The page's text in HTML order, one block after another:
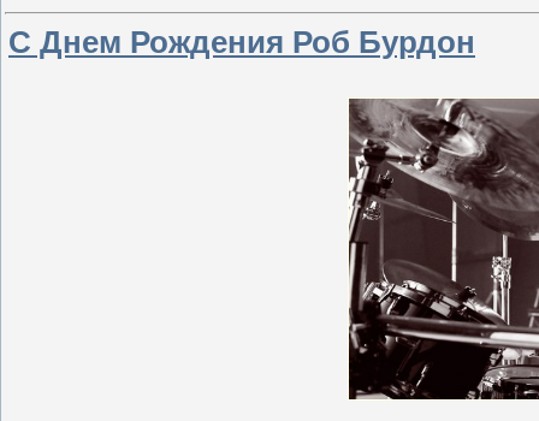
С Днем Рождения Роб Бурдон